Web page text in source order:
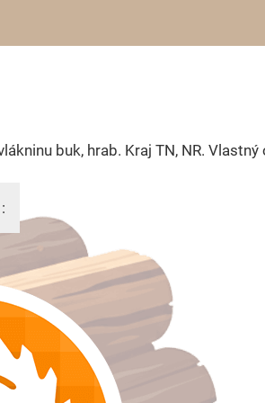
buk, hrab. Kraj TN, NR. Vlastný